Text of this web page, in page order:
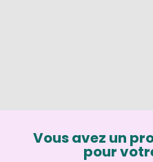
Vous avez un
pour